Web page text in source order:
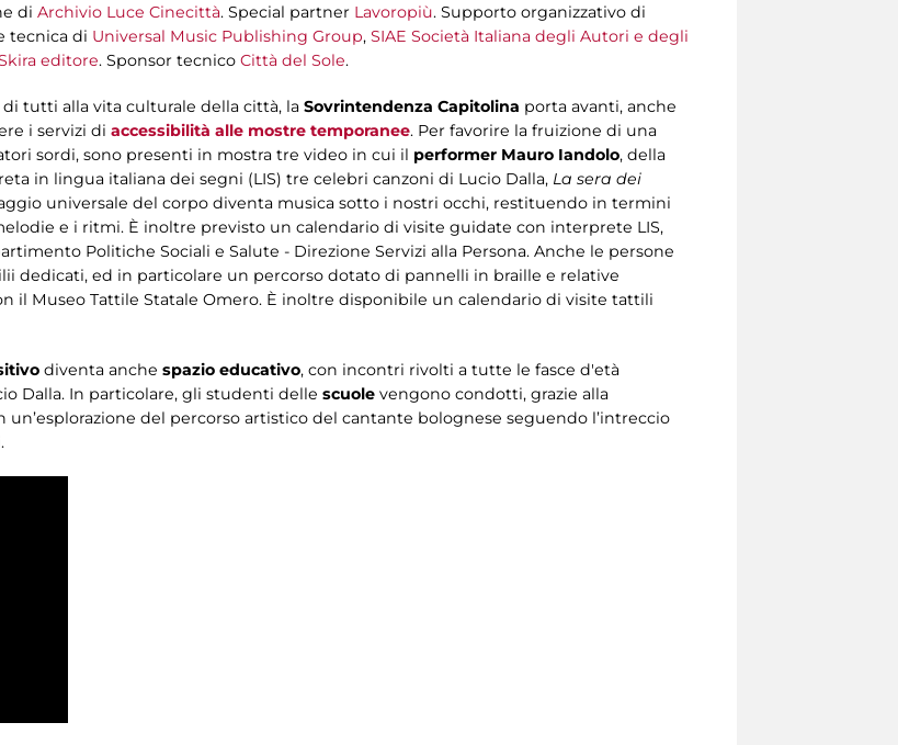
di Archivio Luce Cinecittà. Special partner Lavoropiù. Supporto organizzativo di
tecnica di Universal Music Publishing Group, SIAE Società Italiana degli Autori e degli
editore. Sponsor tecnico Città del Sole.
tutti alla vita culturale della città, la Sovrintendenza Capitolina porta avanti, anche
i servizi di accessibilità alle mostre temporanee. Per favorire la fruizione di una
sordi, sono presenti in mostra tre video in cui il performer Mauro Iandolo, della
in lingua italiana dei segni (LIS) tre celebri canzoni di Lucio Dalla, La sera dei
universale del corpo diventa musica sotto i nostri occhi, restituendo in termini
e i ritmi. È inoltre previsto un calendario di visite guidate con interprete LIS,
Politiche Sociali e Salute - Direzione Servizi alla Persona. Anche le persone
dedicati, ed in particolare un percorso dotato di pannelli in braille e relative
il Museo Tattile Statale Omero. È inoltre disponibile un calendario di visite tattili
diventa anche spazio educativo, con incontri rivolti a tutte le fasce d'età
Dalla. In particolare, gli studenti delle scuole vengono condotti, grazie alla
un’esplorazione del percorso artistico del cantante bolognese seguendo l’intreccio